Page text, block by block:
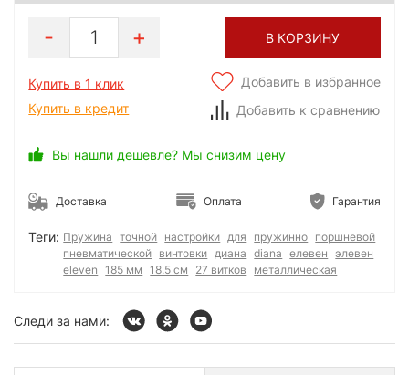
1 В КОРЗИНУ
Купить в 1 клик
Купить в кредит
Добавить в избранное
Добавить к сравнению
Вы нашли дешевле? Мы снизим цену
Доставка Оплата Гарантия
Теги: Пружина точной настройки для пружинно поршневой
пневматической винтовки диана diana елевен
элевен
eleven
185 мм 18.5 см 27 витков металлическая
Следи за нами: